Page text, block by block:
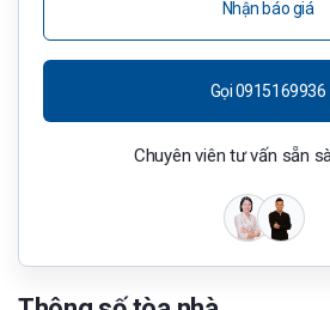
Nhận báo giá
Gọi 0915169936
Chuyên viên tư vấn sẵn